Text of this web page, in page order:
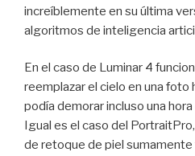
increíblemente en su última
algoritmos de inteligencia
En el caso de Luminar 4
reemplazar el cielo en una foto
podía demorar incluso una
Igual es el caso del
de retoque de piel sumamente